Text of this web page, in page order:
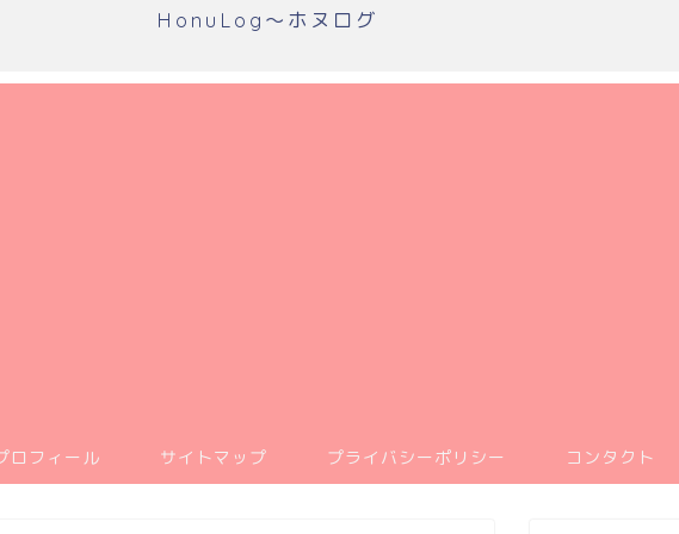
HonuLog～ホヌログ
ロフィール サイトマップ プライバシーポリシー コンタクト